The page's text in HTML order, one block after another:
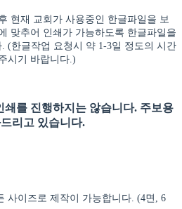
현재 교회가 사용중인 한글파일을 보
맞추어 인쇄가 가능하도록 한글파일을
(한글작업 요청시 약 1-3일 정도의 시간
시기 바랍니다.)
쇄를 진행하지는 않습니다. 주보용
리고 있습니다.
사이즈로 제작이 가능합니다. (4면, 6